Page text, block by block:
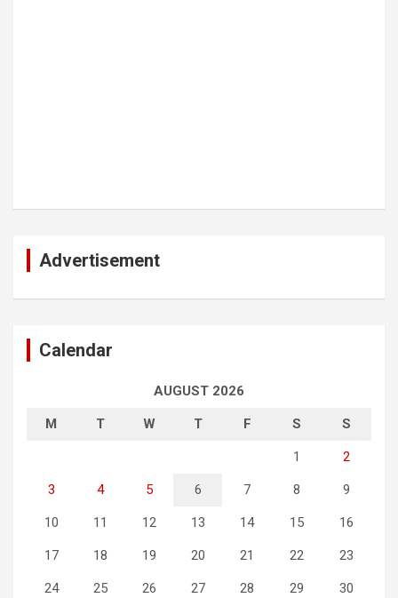
Advertisement
Calendar
AUGUST 2026
M T W T F S S
1 2
3 4 5 6 7 8 9
10 11 12 13 14 15 16
17 18 19 20 21 22 23
24 25 26 27 28 29 30